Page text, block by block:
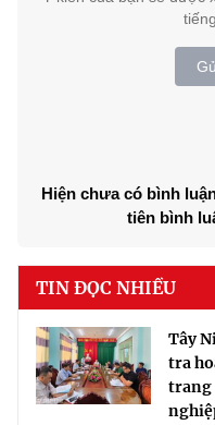
Hiện chưa có bình
tiên bình
TIN ĐỌC NHIỀU
Tây
tra
trang